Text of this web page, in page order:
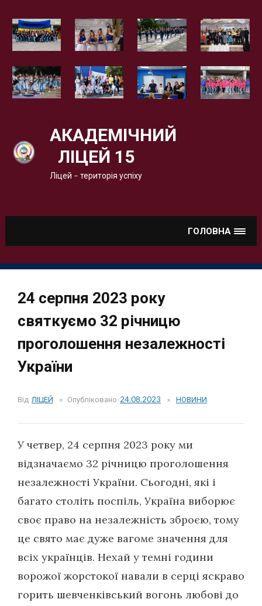
АКАДЕМІЧНИЙ
ЛІЦЕЙ 15
Ліцей – територія успіху
ГОЛОВНА
24 серпня 2023 року
святкуємо 32 річницю
проголошення незалежності
України
Від ЛІЦЕЙ Опубліковано 24.08.2023 НОВИНИ
У четвер, 24 серпня 2023 року ми
відзначаємо 32 річницю проголошення
незалежності України. Сьогодні, які і
багато століть поспіль, Україна виборює
своє право на незалежність зброєю, тому
це свято має дуже вагоме значення для
всіх українців. Нехай у темні години
ворожої жорстокої навали в серці яскраво
горить шевченківський вогонь любові до